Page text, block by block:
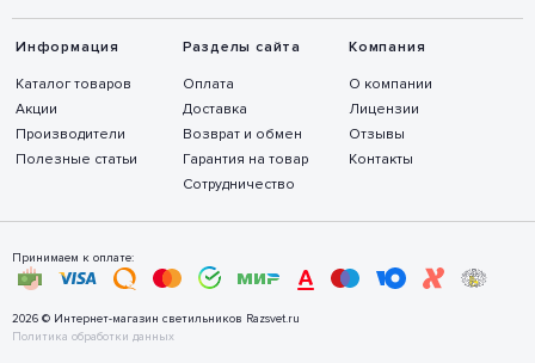
Информация
Каталог товаров
Акции
Производители
Полезные статьи
Разделы сайта
Оплата
Доставка
Возврат и обмен
Гарантия на товар
Сотрудничество
Компания
О компании
Лицензии
Отзывы
Контакты
Принимаем к оплате:
2026 © Интернет-магазин светильников Razsvet.ru
Политика обработки данных